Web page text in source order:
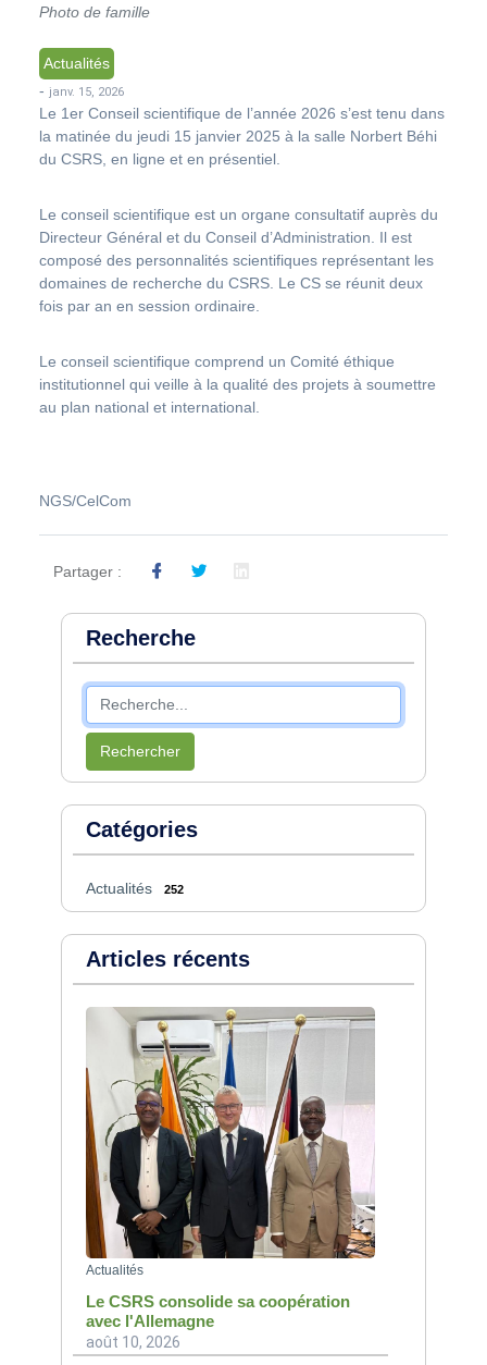
Photo de famille
Actualités
- janv. 15, 2026
Le 1er Conseil scientifique de l’année 2026 s’est tenu dans
la matinée du jeudi 15 janvier 2025 à la salle Norbert Béhi
du CSRS, en ligne et en présentiel.
Le conseil scientifique est un organe consultatif auprès du
Directeur Général et du Conseil d’Administration. Il est
composé des personnalités scientifiques représentant les
domaines de recherche du CSRS. Le CS se réunit deux
fois par an en session ordinaire.
Le conseil scientifique comprend un Comité éthique
institutionnel qui veille à la qualité des projets à soumettre
au plan national et international.
NGS/CelCom
Partager :
Recherche
Rechercher
Catégories
Actualités 252
Articles récents
Actualités
Le CSRS consolide sa coopération
avec l'Allemagne
août 10, 2026